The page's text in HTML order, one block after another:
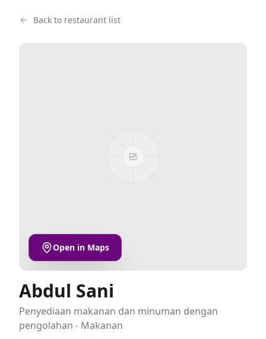
Back to restaurant list
Open in Maps
Abdul Sani
Penyediaan makanan dan minuman dengan
pengolahan - Makanan